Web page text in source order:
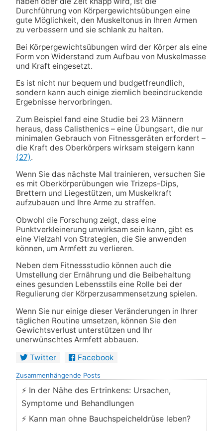
Durchführung von Körpergewichtsübungen eine
gute Möglichkeit, den Muskeltonus in Ihren Armen
zu verbessern und sie schlank zu halten.
Bei Körpergewichtsübungen wird der Körper als eine
Form von Widerstand zum Aufbau von Muskelmasse
und Kraft eingesetzt.
Es ist nicht nur bequem und budgetfreundlich,
sondern kann auch einige ziemlich beeindruckende
Ergebnisse hervorbringen.
Zum Beispiel fand eine Studie bei 23 Männern
heraus, dass Calisthenics – eine Übungsart, die nur
minimalen Gebrauch von Fitnessgeräten erfordert –
die Kraft des Oberkörpers wirksam steigern kann
(27).
Wenn Sie das nächste Mal trainieren, versuchen Sie
es mit Oberkörperübungen wie Trizeps-Dips,
Brettern und Liegestützen, um Muskelkraft
aufzubauen und Ihre Arme zu straffen.
Obwohl die Forschung zeigt, dass eine
Punktverkleinerung unwirksam sein kann, gibt es
eine Vielzahl von Strategien, die Sie anwenden
können, um Armfett zu verlieren.
Neben dem Fitnessstudio können auch die
Umstellung der Ernährung und die Beibehaltung
eines gesunden Lebensstils eine Rolle bei der
Regulierung der Körperzusammensetzung spielen.
Wenn Sie nur einige dieser Veränderungen in Ihrer
täglichen Routine umsetzen, können Sie den
Gewichtsverlust unterstützen und Ihr
unerwünschtes Armfett abbauen.
Twitter
Facebook
Zusammenhängende Posts
⚡ In der Nähe des Ertrinkens: Ursachen,
Symptome und Behandlungen
⚡ Kann man ohne Bauchspeicheldrüse leben?